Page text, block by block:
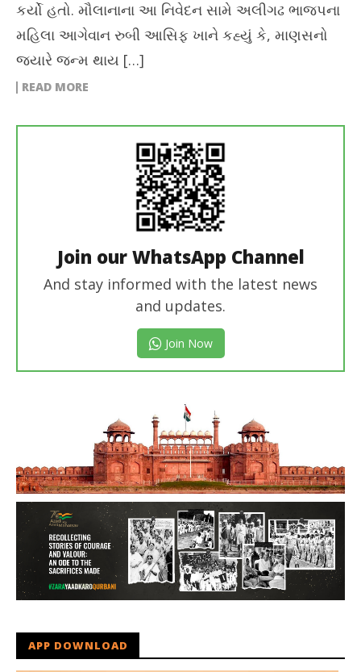
કર્યો હતો. મૌલાનાના આ નિવેદન સામે અલીગઢ ભાજપના
મહિલા આગેવાન રુબી આસિફ ખાને કહ્યું કે, માણસનો
જ્યારે જન્મ થાય […]
READ MORE
Join our WhatsApp Channel
And stay informed with the latest news
and updates.
Join Now
APP DOWNLOAD